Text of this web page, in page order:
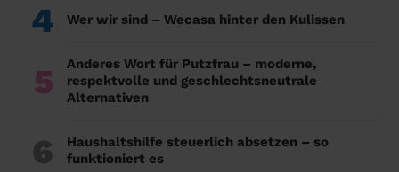
4 Wer wir sind – Wecasa hinter den Kulissen
5
Anderes Wort für Putzfrau – moderne,
respektvolle und geschlechtsneutrale
Alternativen
6
Haushaltshilfe steuerlich absetzen – so
funktioniert es